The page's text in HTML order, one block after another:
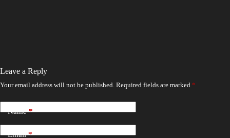
Leave a Reply
Your email address will not be published. Required fields are marked *
Name*
Email*